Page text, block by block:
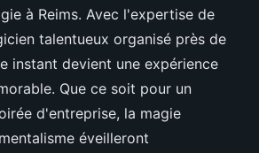
à Reims. Avec l'expertise de
talentueux organisé près de
instant devient une expérience
Que ce soit pour un
d'entreprise, la magie
éveilleront